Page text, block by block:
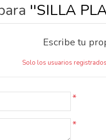
SILLA
Escribe tu
Solo los usuarios
*
*